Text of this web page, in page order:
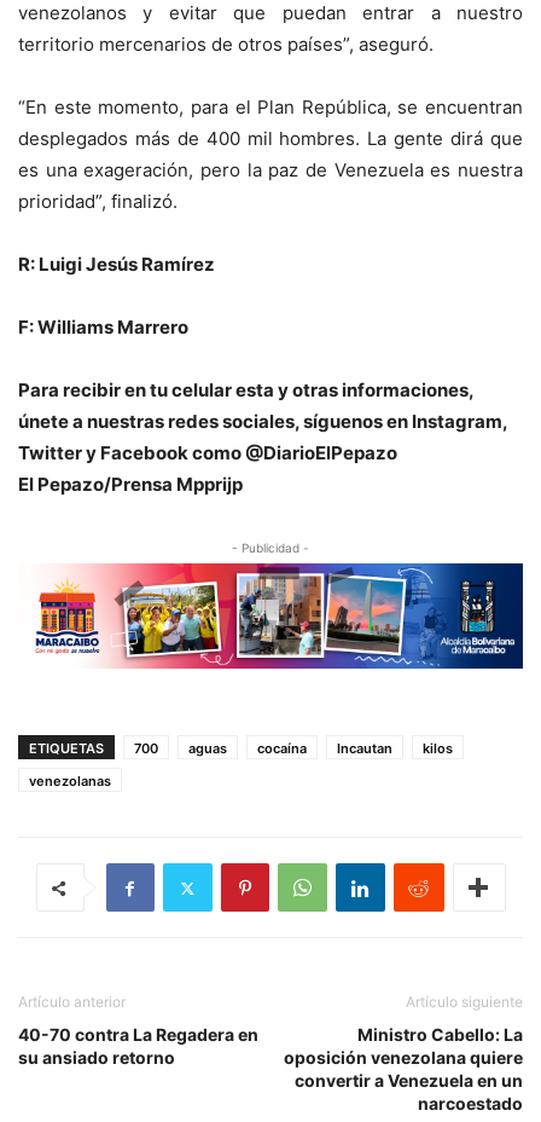
venezolanos y evitar que puedan entrar a nuestro
territorio mercenarios de otros países”, aseguró.
“En este momento, para el Plan República, se encuentran
desplegados más de 400 mil hombres. La gente dirá que
es una exageración, pero la paz de Venezuela es nuestra
prioridad”, finalizó.
R: Luigi Jesús Ramírez
F: Williams Marrero
Para recibir en tu celular esta y otras informaciones,
únete a nuestras redes sociales, síguenos en Instagram,
Twitter y Facebook como @DiarioElPepazo
El Pepazo/Prensa Mpprijp
- Publicidad -
ETIQUETAS 700 aguas cocaína Incautan
kilos
venezolanas
Artículo anterior
40-70 contra La Regadera en
su ansiado retorno
Artículo siguiente
Ministro Cabello: La
oposición venezolana quiere
convertir a Venezuela en un
narcoestado